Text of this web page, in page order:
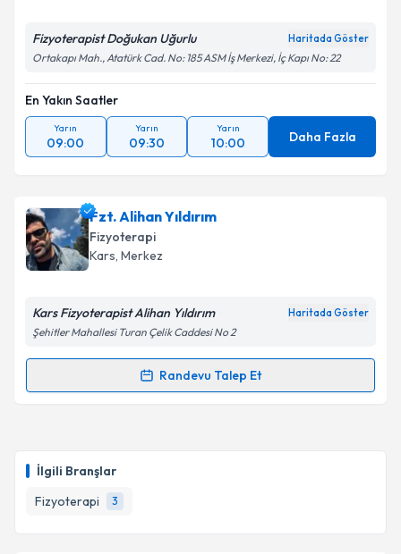
İlgili Branşlar
Fizyoterapi
3
Fizyoterapist Doğukan Uğurlu Haritada Göster
Ortakapı Mah., Atatürk Cad. No: 185 ASM İş Merkezi, İç Kapı No: 22
En Yakın Saatler
Yarın
09:00
Yarın
09:30
Yarın
10:00 Daha Fazla
Fzt. Alihan Yıldırım
Fizyoterapi
Kars, Merkez
Kars Fizyoterapist Alihan Yıldırım Haritada Göster
Şehitler Mahallesi Turan Çelik Caddesi No 2
Randevu Talep Et
Randevu Takvimi Talebi
takvim hazırlandığında e-posta ile bilgilendireceğiz.
E-posta Adresiniz